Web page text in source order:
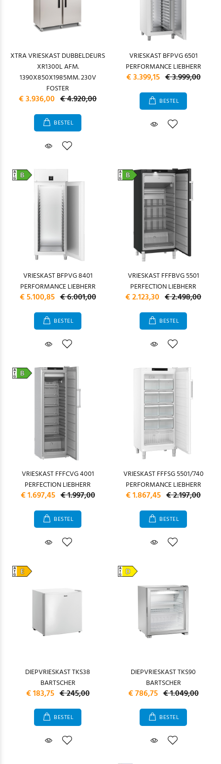
XTRA VRIESKAST DUBBELDEURS
XR1300L AFM.
1390X850X1985MM. 230V
FOSTER
€ 3.936,00 € 4.920,00
BESTEL
VRIESKAST BFPVG 6501
PERFORMANCE LIEBHERR
€ 3.399,15 € 3.999,00
BESTEL
VRIESKAST BFPVG 8401
PERFORMANCE LIEBHERR
€ 5.100,85 € 6.001,00
BESTEL
VRIESKAST FFFBVG 5501
PERFECTION LIEBHERR
€ 2.123,30 € 2.498,00
BESTEL
VRIESKAST FFFCVG 4001
PERFECTION LIEBHERR
€ 1.697,45 € 1.997,00
BESTEL
VRIESKAST FFFSG 5501/740
PERFORMANCE LIEBHERR
€ 1.867,45 € 2.197,00
BESTEL
DIEPVRIESKAST TKS38
BARTSCHER
€ 183,75 € 245,00
BESTEL
DIEPVRIESKAST TKS90
BARTSCHER
€ 786,75 € 1.049,00
BESTEL